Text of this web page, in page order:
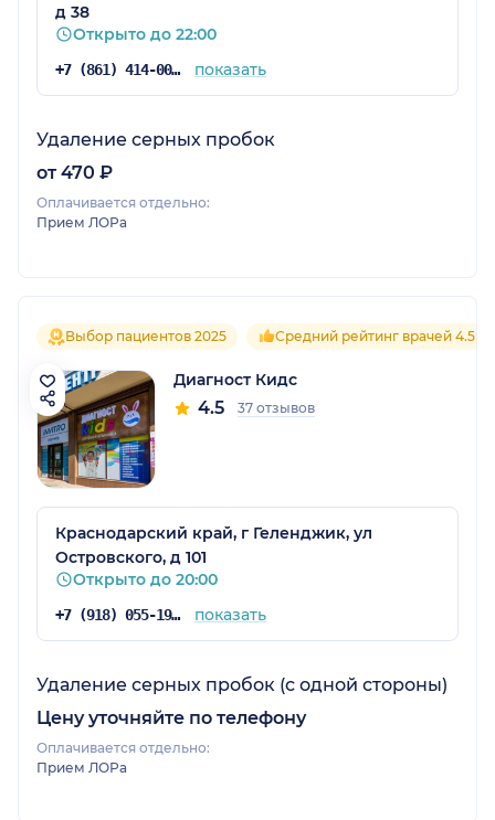
д 38
Открыто до 22:00
+7 (861) 414-00-80 показать
Удаление серных пробок
от 470 ₽
Оплачивается отдельно:
Прием ЛОРа
Выбор пациентов 2025 Средний рейтинг врачей 4.5
Диагност Кидс
4.5 37 отзывов
Краснодарский край, г Геленджик, ул
Островского, д 101
Открыто до 20:00
+7 (918) 055-19-70 показать
Удаление серных пробок (с одной стороны)
Цену уточняйте по телефону
Оплачивается отдельно:
Прием ЛОРа